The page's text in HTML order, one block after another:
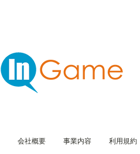
会社概要 事業内容 利用規約